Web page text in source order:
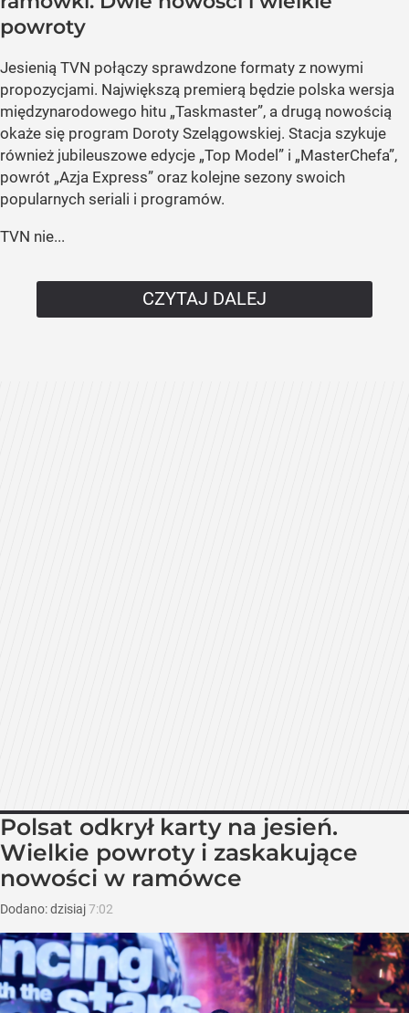
powroty
Jesienią TVN połączy sprawdzone formaty z nowymi
propozycjami. Największą premierą będzie polska wersja
międzynarodowego hitu „Taskmaster”, a drugą nowością
okaże się program Doroty Szelągowskiej. Stacja szykuje
również jubileuszowe edycje „Top Model” i „MasterChefa”,
powrót „Azja Express” oraz kolejne sezony swoich
popularnych seriali i programów.
TVN nie...
CZYTAJ DALEJ
Polsat odkrył karty na jesień.
Wielkie powroty i zaskakujące
nowości w ramówce
Dodano:dzisiaj7:02